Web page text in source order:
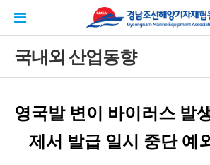
국내외 산업동향
영국발 변이 바이러스 발
제서 발급 일시 중단 예